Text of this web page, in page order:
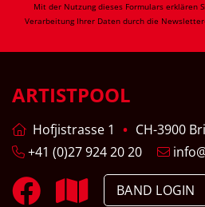
Mit der Nutzung dieses Formulars erklären
Verarbeitung Ihrer Daten durch die
ARTISTPOOL
Hofjistrasse 1
CH-3900
+41 (0)27 924 20 20
BAND LOGIN